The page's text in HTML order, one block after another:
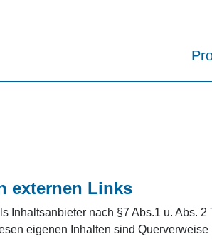
externen Links
Inhaltsanbieter nach §7 Abs.1 u. Abs.
eigenen Inhalten sind